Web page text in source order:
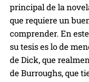
principal de la
que requiere un
comprender. En
su tesis es lo de
de Dick, que
de Burroughs, que